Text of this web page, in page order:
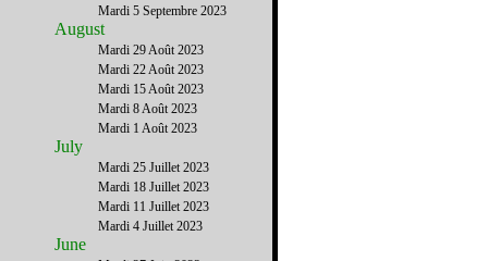
Mardi 5 Septembre 2023
August
Mardi 29 Août 2023
Mardi 22 Août 2023
Mardi 15 Août 2023
Mardi 8 Août 2023
Mardi 1 Août 2023
July
Mardi 25 Juillet 2023
Mardi 18 Juillet 2023
Mardi 11 Juillet 2023
Mardi 4 Juillet 2023
June